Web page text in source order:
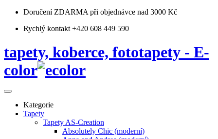
Doručení ZDARMA při objednávce nad 3000 Kč
Rychlý kontakt +420 608 449 590
tapety, koberce, fototapety - E-
color
Kategorie
Tapety
Tapety AS-Creation
Absolutely Chic (moderní)